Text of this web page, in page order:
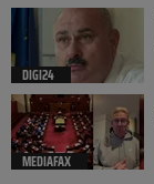
DIGI24
MEDIAFAX